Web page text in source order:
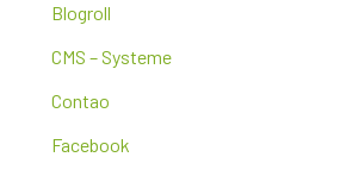
Blogroll
CMS – Systeme
Contao
Facebook